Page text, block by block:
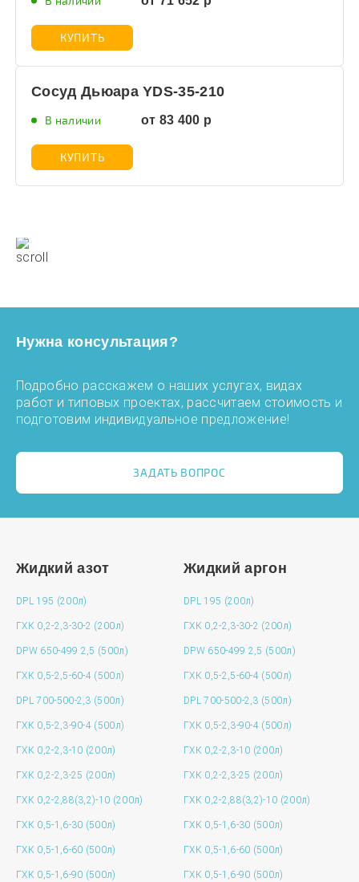
КУПИТЬ
Сосуд Дьюара YDS-35-210
В наличии от 83 400 р
КУПИТЬ
Нужна консультация?
Подробно расскажем о наших услугах, видах
работ и типовых проектах, рассчитаем стоимость и
подготовим индивидуальное предложение!
ЗАДАТЬ ВОПРОС
Жидкий азот
DPL 195 (200л)
ГХК 0,2-2,3-30-2 (200л)
DPW 650-499 2,5 (500л)
ГХК 0,5-2,5-60-4 (500л)
DPL 700-500-2,3 (500л)
ГХК 0,5-2,3-90-4 (500л)
ГХК 0,2-2,3-10 (200л)
ГХК 0,2-2,3-25 (200л)
ГХК 0,2-2,88(3,2)-10 (200л)
ГХК 0,5-1,6-30 (500л)
ГХК 0,5-1,6-60 (500л)
ГХК 0,5-1,6-90 (500л)
Жидкий аргон
DPL 195 (200л)
ГХК 0,2-2,3-30-2 (200л)
DPW 650-499 2,5 (500л)
ГХК 0,5-2,5-60-4 (500л)
DPL 700-500-2,3 (500л)
ГХК 0,5-2,3-90-4 (500л)
ГХК 0,2-2,3-10 (200л)
ГХК 0,2-2,3-25 (200л)
ГХК 0,2-2,88(3,2)-10 (200л)
ГХК 0,5-1,6-30 (500л)
ГХК 0,5-1,6-60 (500л)
ГХК 0,5-1,6-90 (500л)